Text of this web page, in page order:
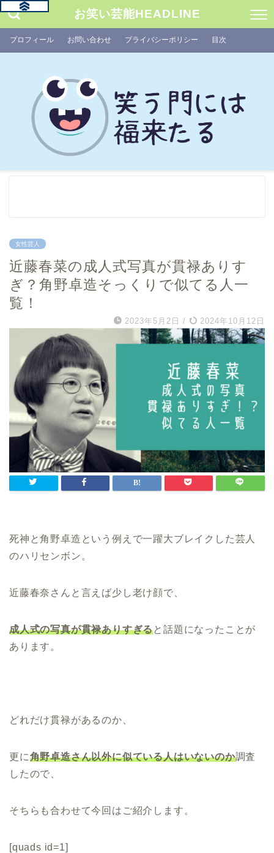
お笑い芸能HEADLINE
プロフィール お問い合わせ プライバシーポリシー 目次
女性芸人
近藤春菜の成人式写真が貫禄ありす
ぎ？角野卓造そっくりで似てる人一
覧！
2023年5月2日 / 2024年10月12日
死神と角野卓造という例えで一躍大ブレイクした芸人
のハリセンボン。
近藤春奈さんと言えば少し老け顔で、
成人式の写真が貫禄ありすぎると話題になったことが
あります。
どれだけ貫禄があるのか、
更に角野卓造さん以外に似ている人はいないのか調査
したので、
そちらも合わせて今回はご紹介します。
[quads id=1]